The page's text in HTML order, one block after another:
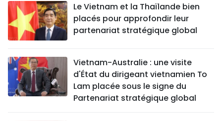
Le Vietnam et la Thaïlande bien
placés pour approfondir leur
partenariat stratégique global
Vietnam-Australie : une visite
d'État du dirigeant vietnamien To
Lam placée sous le signe du
Partenariat stratégique global